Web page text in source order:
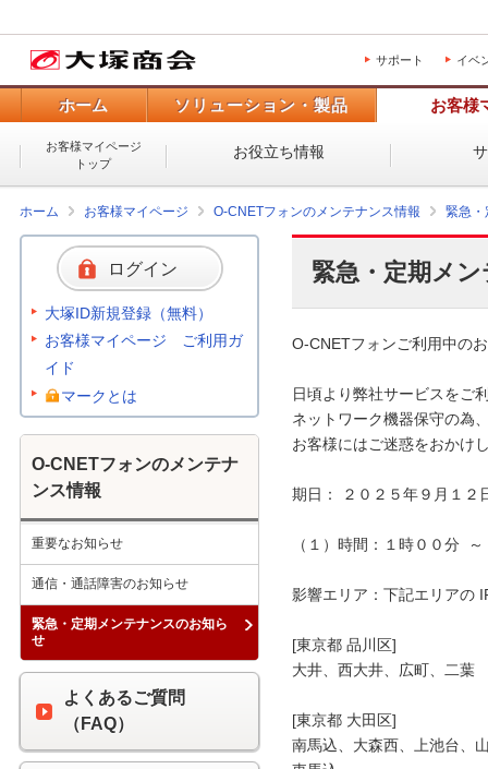
サポート イベ
ホーム ソリューション・製品 お客様
お客様マイページ
トップ
お役立ち情報
ホーム お客様マイページ O-CNETフォンのメンテナンス情報 緊急・
緊急・定期メ
O-CNETフォンご利用中の
日頃より弊社サービスをご
ネットワーク機器保守の為
お客様にはご迷惑をおかけ
期日： ２０２５年９月１２
（１）時間：１時００分
影響エリア：下記エリアの
[東京都 品川区]
大井、西大井、広町、二葉
[東京都 大田区]
南馬込、大森西、上池台、
ログイン
大塚ID新規登録（無料）
お客様マイページ ご利用ガ
イド
マークとは
O-CNETフォンのメンテナ
ンス情報
重要なお知らせ
通信・通話障害のお知らせ
緊急・定期メンテナンスのお知ら
せ
よくあるご質問
（FAQ）